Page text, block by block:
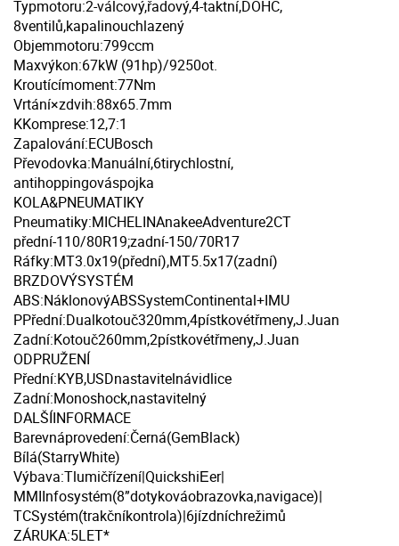
Typmotoru:2-válcový,řadový,4-taktní,DOHC,
8ventilů,kapalinouchlazený
Objemmotoru:799ccm
Maxvýkon:67kW (91hp)/9250ot.
Kroutícímoment:77Nm
Vrtání×zdvih:88x65.7mm
KKomprese:12,7:1
Zapalování:ECUBosch
Převodovka:Manuální,6tirychlostní,
antihoppingováspojka
KOLA&PNEUMATIKY
Pneumatiky:MICHELINAnakeeAdventure2CT
přední-110/80R19;zadní-150/70R17
Ráfky:MT3.0x19(přední),MT5.5x17(zadní)
BRZDOVÝSYSTÉM
ABS:NáklonovýABSSystemContinental+IMU
PPřední:Dualkotouč320mm,4pístkovétřmeny,J.Juan
Zadní:Kotouč260mm,2pístkovétřmeny,J.Juan
ODPRUŽENÍ
Přední:KYB,USDnastavitelnávidlice
Zadní:Monoshock,nastavitelný
DALŠÍINFORMACE
Barevnáprovedení:Černá(GemBlack)
Bílá(StarryWhite)
Výbava:Tlumičřízení|QuickshiЕer|
MMIInfosystém(8”dotykováobrazovka,navigace)|
TCSystém(trakčníkontrola)|6jízdníchrežimů
ZÁRUKA:5LET*